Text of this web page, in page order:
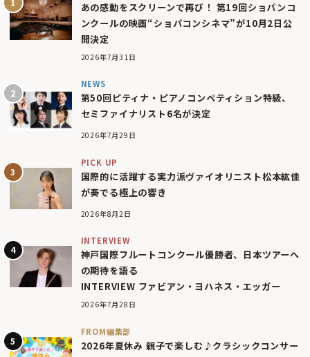
あの感動をスクリーンで再び！ 第19回ショパンコ
ンクールの映画“ショパコンシネマ”が10月2日公
開決定
2026年7月31日
NEWS
第50回ピティナ・ピアノコンペティション特級、
セミファイナリスト6名が決定
2026年7月29日
PICK UP
国際的に活躍する実力派ヴァイオリニスト松本紘佳
が奏でる極上の響き
2026年8月2日
INTERVIEW
神戸国際フルートコンクール優勝者、日本ツアーへ
の期待を語る
INTERVIEW ファビアン・ヨハネス・エッガー
2026年7月28日
FROM編集部
2026年夏休み 親子で楽しむ♪クラシックコンサー